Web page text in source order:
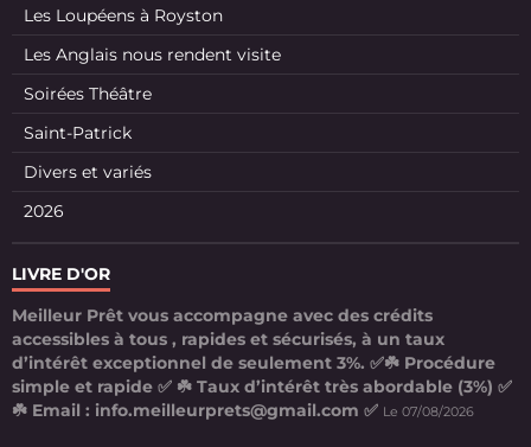
Les Loupéens à Royston
Les Anglais nous rendent visite
Soirées Théâtre
Saint-Patrick
Divers et variés
2026
LIVRE D'OR
Meilleur Prêt vous accompagne avec des crédits
accessibles à tous , rapides et sécurisés, à un taux
d’intérêt exceptionnel de seulement 3%. ✅☘️ Procédure
simple et rapide ✅ ☘️ Taux d’intérêt très abordable (3%) ✅
☘️ Email : info.meilleurprets@gmail.com ✅ Le 07/08/2026